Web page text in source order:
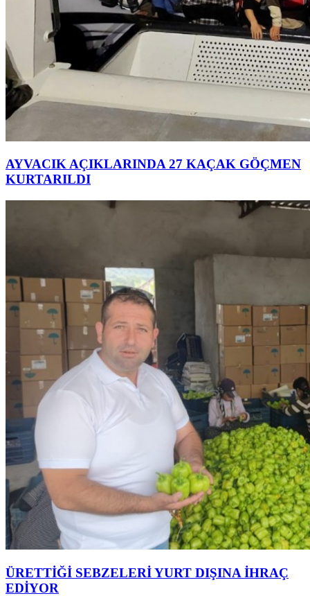
AYVACIK AÇIKLARINDA 27 KAÇAK GÖÇMEN
KURTARILDI
ÜRETTİĞİ SEBZELERİ YURT DIŞINA İHRAÇ
EDİYOR